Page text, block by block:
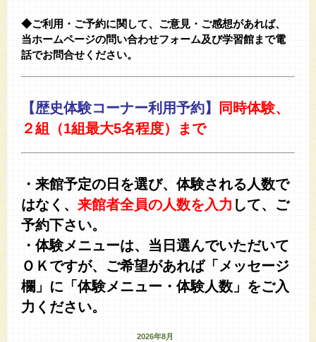
◆ご利用・ご予約に関して、ご意見・ご感想があれば、
当ホームページの問い合わせフォーム及び学習館まで電
話でお問合せください。
【歴史体験コーナー利用予約】
同時体験、
２組（1組最大5名程度）まで
・来館予定の日を選び、体験される人数で
はなく、 来館者全員の人数を入力 して、ご
予約下さい。
・体験メニューは、当日選んでいただいて
ＯＫですが、ご希望があれば「メッセージ
欄」に「体験メニュー・体験人数」をご入
力ください。
2026年8月